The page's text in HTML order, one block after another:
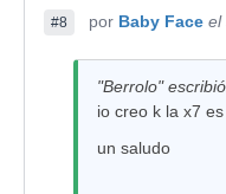
#8 por Baby Face el
"Berrolo"
io creo k la x7
un saludo